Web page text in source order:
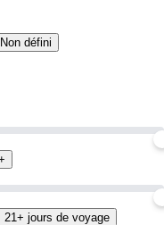
Non défini
21+ jours de voyage